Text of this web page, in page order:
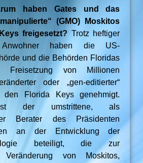
haben Gates und das
(GMO) Moskitos
freigesetzt? Trotz heftiger
haben die US-
und die Behörden Floridas
Freisetzung von Millionen
oder „gen-editierter“
den Florida Keys genehmigt.
ist der umstrittene, als
Berater des Präsidenten
an der Entwicklung der
beteiligt, die zur
Veränderung von Moskitos,